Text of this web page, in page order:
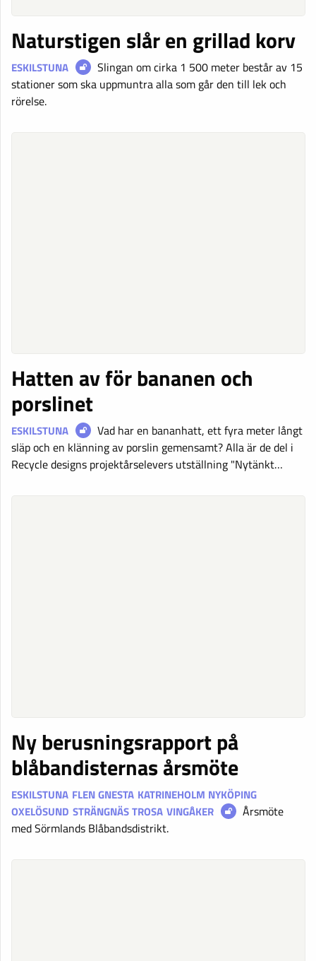
Naturstigen slår en grillad korv
ESKILSTUNA
Slingan om cirka 1 500 meter består av 15
stationer som ska uppmuntra alla som går den till lek och
rörelse.
Hatten av för bananen och
porslinet
ESKILSTUNA
Vad har en bananhatt, ett fyra meter långt
släp och en klänning av porslin gemensamt? Alla är de del i
Recycle designs projektårselevers utställning "Nytänkt…
Ny berusningsrapport på
blåbandisternas årsmöte
ESKILSTUNA FLENGNESTA KATRINEHOLM NYKÖPING
OXELÖSUND STRÄNGNÄSTROSA VINGÅKER
Årsmöte
med Sörmlands Blåbandsdistrikt.